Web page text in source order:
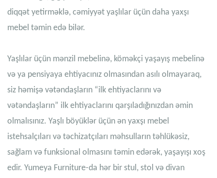
diqqət yetirməklə, cəmiyyət yaşlılar üçün daha yaxşı
mebel təmin edə bilər.
Yaşlılar üçün mənzil mebelinə, köməkçi yaşayış mebelinə
və ya pensiyaya ehtiyacınız olmasından asılı olmayaraq,
siz həmişə vətəndaşların “ilk ehtiyaclarını və
vətəndaşların” ilk ehtiyaclarını qarşıladığınızdan əmin
olmalısınız. Yaşlı böyüklər üçün ən yaxşı mebel
istehsalçıları və təchizatçıları məhsulların təhlükəsiz,
sağlam və funksional olmasını təmin edərək, yaşayışı xoş
edir. Yumeya Furniture-da hər bir stul, stol və divan